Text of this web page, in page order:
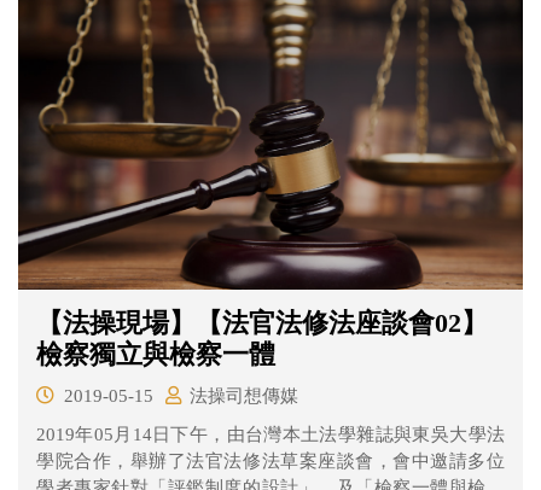
【法操現場】【法官法修法座談會02】
檢察獨立與檢察一體
2019-05-15
法操司想傳媒
2019年05月14日下午，由台灣本土法學雜誌與東吳大學法
學院合作，舉辦了法官法修法草案座談會，會中邀請多位